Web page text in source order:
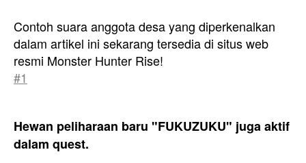
Contoh suara anggota desa yang diperkenalkan
dalam artikel ini sekarang tersedia di situs web
resmi Monster Hunter Rise!
#1
Hewan peliharaan baru "FUKUZUKU" juga aktif
dalam quest.